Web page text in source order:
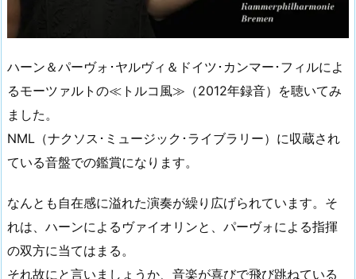
ハーン＆パーヴォ･ヤルヴィ＆ドイツ･カンマー･フィルによ
るモーツァルトの≪トルコ風≫（2012年録音）を聴いてみ
ました。
NML（ナクソス･ミュージック･ライブラリー）に収蔵され
ている音盤での鑑賞になります。
なんとも自在感に溢れた演奏が繰り広げられています。そ
れは、ハーンによるヴァイオリンと、パーヴォによる指揮
の双方に当てはまる。
それ故にと言いましょうか、音楽が喜びで飛び跳ねている